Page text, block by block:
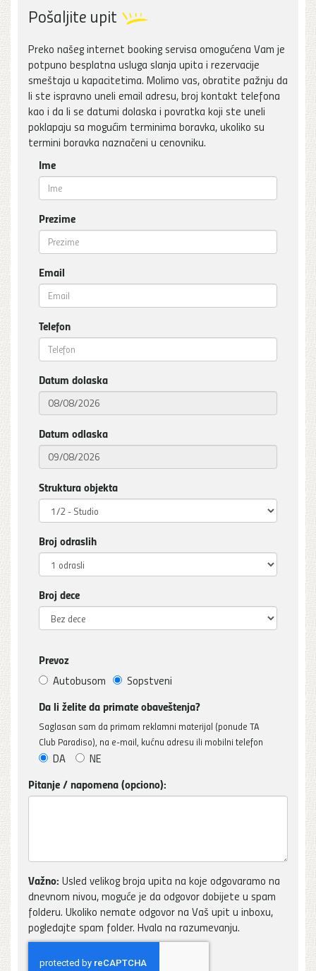
Pošaljite upit
Preko našeg internet booking servisa omogućena Vam je
potpuno besplatna usluga slanja upita i rezervacije
smeštaja u kapacitetima. Molimo vas, obratite pažnju da
li ste ispravno uneli email adresu, broj kontakt telefona
kao i da li se datumi dolaska i povratka koji ste uneli
poklapaju sa mogućim terminima boravka, ukoliko su
termini boravka naznačeni u cenovniku.
Ime
Prezime
Email
Telefon
Datum dolaska
Datum odlaska
Struktura objekta
Broj odraslih
Broj dece
Prevoz
Autobusom Sopstveni
Da li želite da primate obaveštenja?
Saglasan sam da primam reklamni materijal (ponude TA
Club Paradiso), na e-mail, kućnu adresu ili mobilni telefon
DA NE
Pitanje / napomena (opciono):
Važno: Usled velikog broja upita na koje odgovaramo na
dnevnom nivou, moguće je da odgovor dobijete u spam
folderu. Ukoliko nemate odgovor na Vaš upit u inboxu,
pogledajte spam folder. Hvala na razumevanju.